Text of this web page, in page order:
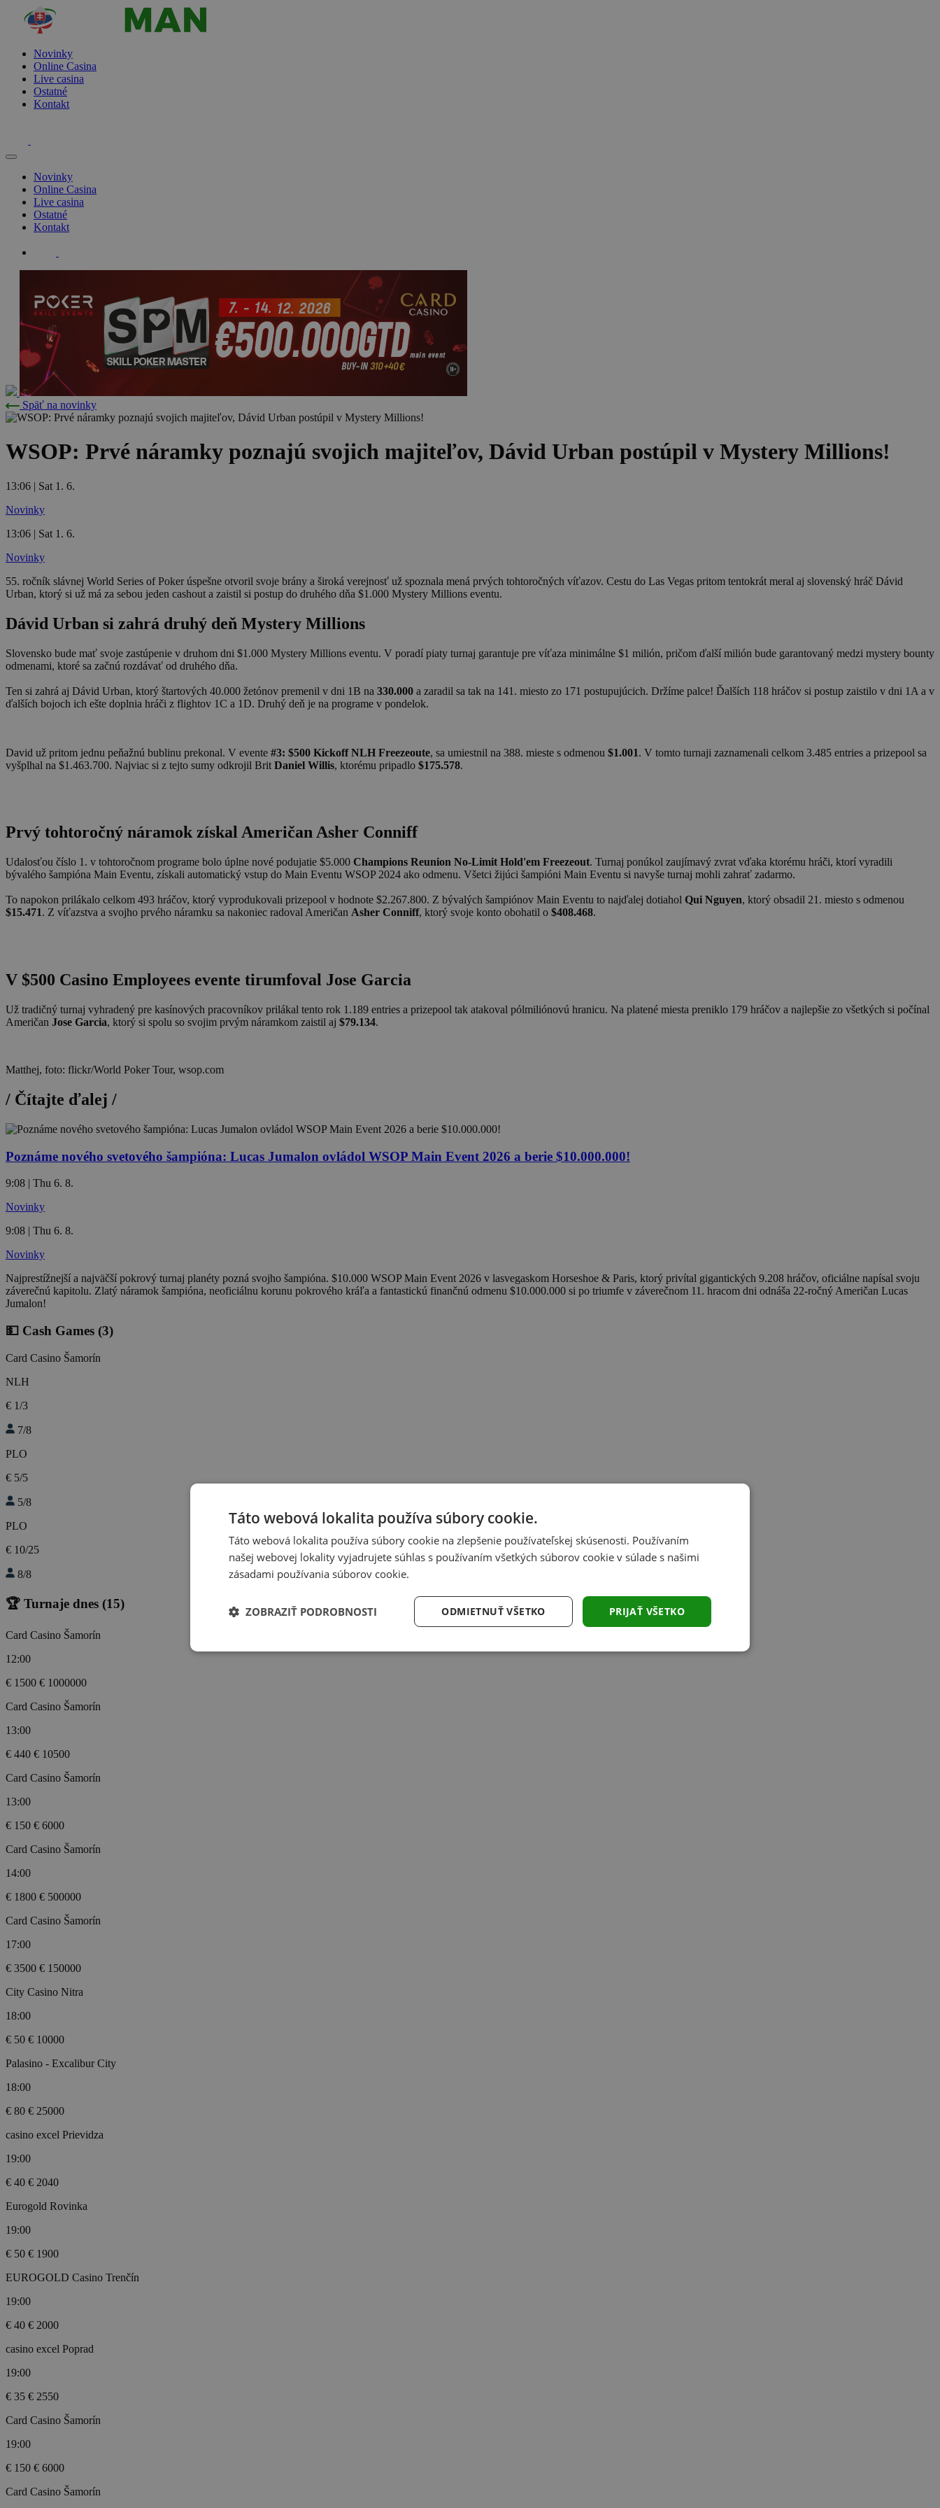
Novinky
Online Casina
Live casina
Ostatné
Kontakt
Novinky
Online Casina
Live casina
Ostatné
Kontakt
Späť na novinky
WSOP: Prvé náramky poznajú svojich majiteľov, Dávid Urban postúpil v Mystery Millions!
13:06 | Sat 1. 6.
Novinky
13:06 | Sat 1. 6.
Novinky
55. ročník slávnej World Series of Poker úspešne otvoril svoje brány a široká verejnosť už spoznala mená prvých tohtoročných víťazov. Cestu do Las Vegas pritom tentokrát meral aj slovenský hráč Dávid
Urban, ktorý si už má za sebou jeden cashout a zaistil si postup do druhého dňa $1.000 Mystery Millions eventu.
Dávid Urban si zahrá druhý deň Mystery Millions
Slovensko bude mať svoje zastúpenie v druhom dni $1.000 Mystery Millions eventu. V poradí piaty turnaj garantuje pre víťaza minimálne $1 milión, pričom ďalší milión bude garantovaný medzi mystery bounty
odmenami, ktoré sa začnú rozdávať od druhého dňa.
Ten si zahrá aj Dávid Urban, ktorý štartových 40.000 žetónov premenil v dni 1B na 330.000 a zaradil sa tak na 141. miesto zo 171 postupujúcich. Držíme palce! Ďalších 118 hráčov si postup zaistilo v dni 1A a v
ďalších bojoch ich ešte doplnia hráči z flightov 1C a 1D. Druhý deň je na programe v pondelok.
David už pritom jednu peňažnú bublinu prekonal. V evente #3: $500 Kickoff NLH Freezeoute, sa umiestnil na 388. mieste s odmenou $1.001. V tomto turnaji zaznamenali celkom 3.485 entries a prizepool sa
vyšplhal na $1.463.700. Najviac si z tejto sumy odkrojil Brit Daniel Willis, ktorému pripadlo $175.578.
Prvý tohtoročný náramok získal Američan Asher Conniff
Udalosťou číslo 1. v tohtoročnom programe bolo úplne nové podujatie $5.000 Champions Reunion No-Limit Hold'em Freezeout. Turnaj ponúkol zaujímavý zvrat vďaka ktorému hráči, ktorí vyradili
bývalého šampióna Main Eventu, získali automatický vstup do Main Eventu WSOP 2024 ako odmenu. Všetci žijúci šampióni Main Eventu si navyše turnaj mohli zahrať zadarmo.
To napokon prilákalo celkom 493 hráčov, ktorý vyprodukovali prizepool v hodnote $2.267.800. Z bývalých šampiónov Main Eventu to najďalej dotiahol Qui Nguyen, ktorý obsadil 21. miesto s odmenou
$15.471. Z víťazstva a svojho prvého náramku sa nakoniec radoval Američan Asher Conniff, ktorý svoje konto obohatil o $408.468.
V $500 Casino Employees evente tirumfoval Jose Garcia
Už tradičný turnaj vyhradený pre kasínových pracovníkov prilákal tento rok 1.189 entries a prizepool tak atakoval pólmiliónovú hranicu. Na platené miesta preniklo 179 hráčov a najlepšie zo všetkých si počínal
Američan Jose Garcia, ktorý si spolu so svojim prvým náramkom zaistil aj $79.134.
Matthej, foto: flickr/World Poker Tour, wsop.com
/ Čítajte ďalej /
Poznáme nového svetového šampióna: Lucas Jumalon ovládol WSOP Main Event 2026 a berie $10.000.000!
9:08 | Thu 6. 8.
Novinky
9:08 | Thu 6. 8.
Novinky
Najprestížnejší a najväčší pokrový turnaj planéty pozná svojho šampióna. $10.000 WSOP Main Event 2026 v lasvegaskom Horseshoe & Paris, ktorý privítal gigantických 9.208 hráčov, oficiálne napísal svoju
záverečnú kapitolu. Zlatý náramok šampióna, neoficiálnu korunu pokrového kráľa a fantastickú finančnú odmenu $10.000.000 si po triumfe v záverečnom 11. hracom dni odnáša 22-ročný Američan Lucas
Jumalon!
💵 Cash Games (3)
Card Casino Šamorín
NLH
€ 1/3
7/8
PLO
€ 5/5
5/8
PLO
€ 10/25
8/8
🏆 Turnaje dnes (15)
Card Casino Šamorín
12:00
€ 1500 € 1000000
Card Casino Šamorín
13:00
€ 440 € 10500
Card Casino Šamorín
13:00
€ 150 € 6000
Card Casino Šamorín
14:00
€ 1800 € 500000
Card Casino Šamorín
17:00
€ 3500 € 150000
City Casino Nitra
18:00
€ 50 € 10000
Palasino - Excalibur City
18:00
€ 80 € 25000
casino excel Prievidza
19:00
€ 40 € 2040
Eurogold Rovinka
19:00
€ 50 € 1900
EUROGOLD Casino Trenčín
19:00
€ 40 € 2000
casino excel Poprad
19:00
€ 35 € 2550
Card Casino Šamorín
19:00
€ 150 € 6000
Card Casino Šamorín
Táto webová lokalita používa súbory cookie.
Táto webová lokalita používa súbory cookie na zlepšenie používateľskej skúsenosti. Používaním
našej webovej lokality vyjadrujete súhlas s používaním všetkých súborov cookie v súlade s našimi
zásadami používania súborov cookie.
PRIJAŤ VŠETKO
ODMIETNUŤ VŠETKO
ZOBRAZIŤ PODROBNOSTI